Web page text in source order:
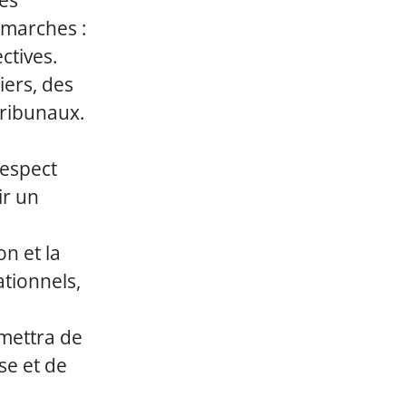
:
des
un
et la
de
et de